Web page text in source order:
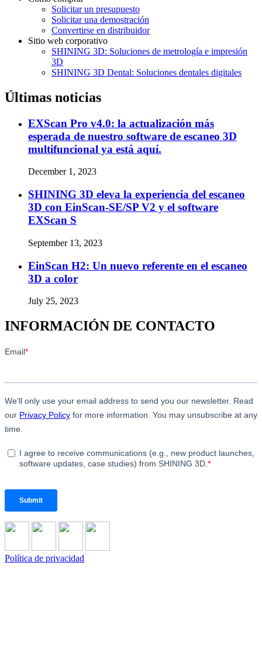
Solicitar un presupuesto
Solicitar una demostración
Convertirse en distribuidor
Sitio web corporativo
SHINING 3D: Soluciones de metrología e impresión
3D
SHINING 3D Dental: Soluciones dentales digitales
Últimas noticias
EXScan Pro v4.0: la actualización más
esperada de nuestro software de escaneo 3D
multifuncional ya está aquí.
December 1, 2023
SHINING 3D eleva la experiencia del escaneo
3D con EinScan-SE/SP V2 y el software
EXScan S
September 13, 2023
EinScan H2: Un nuevo referente en el escaneo
3D a color
July 25, 2023
INFORMACIÓN DE CONTACTO
Política de privacidad